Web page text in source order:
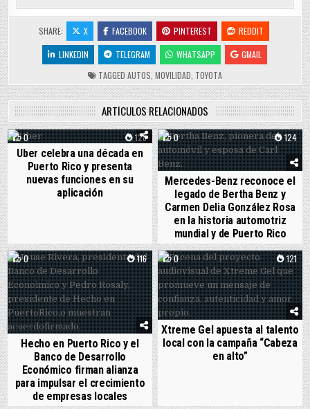
SHARE: X FACEBOOK PINTEREST
REDDIT
LINKEDIN
TELEGRAM WHATSAPP
GMAIL
TAGGED AUTOS MOVILIDAD TOYOTA
ARTÍCULOS RELACIONADOS
0 128
Uber celebra una década en
Puerto Rico y presenta
nuevas funciones en su
aplicación
0 124
Mercedes-Benz reconoce el
legado de Bertha Benz y
Carmen Delia González Rosa
en la historia automotriz
mundial y de Puerto Rico
0 116
Hecho en Puerto Rico y el
Banco de Desarrollo
Económico firman alianza
para impulsar el crecimiento
de empresas locales
0 121
Xtreme Gel apuesta al talento
local con la campaña “Cabeza
en alto”